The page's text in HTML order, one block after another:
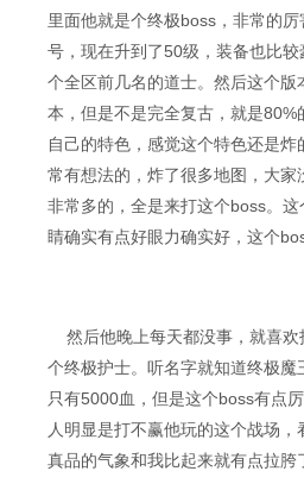
里面他就是个终极boss，非常的
号，现在升到了50级，装备也比
个全区前几名的道士。然后这个版
本，但是不是完全复古，就是80%
自己的特色，感觉这个特色还是
常有想法的，炸了很多地图，大家
非常多的，全是来打这个boss。
睛确实有点好眼力确实好，这个
然后他晚上每天都没事，就喜欢
个终极护士。听名字就知道终极魔
只有5000血，但是这个boss有点
人明显是打不赢他玩的这个战场，
真品的气象和我比起来就有点拉胯